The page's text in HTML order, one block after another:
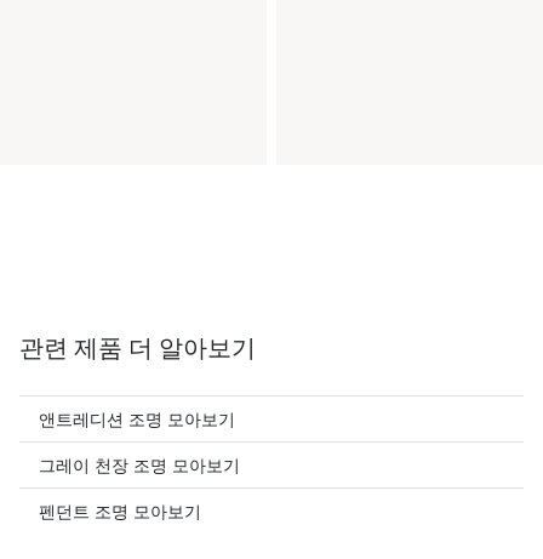
관련 제품 더 알아보기
앤트레디션 조명 모아보기
그레이 천장 조명 모아보기
펜던트 조명 모아보기